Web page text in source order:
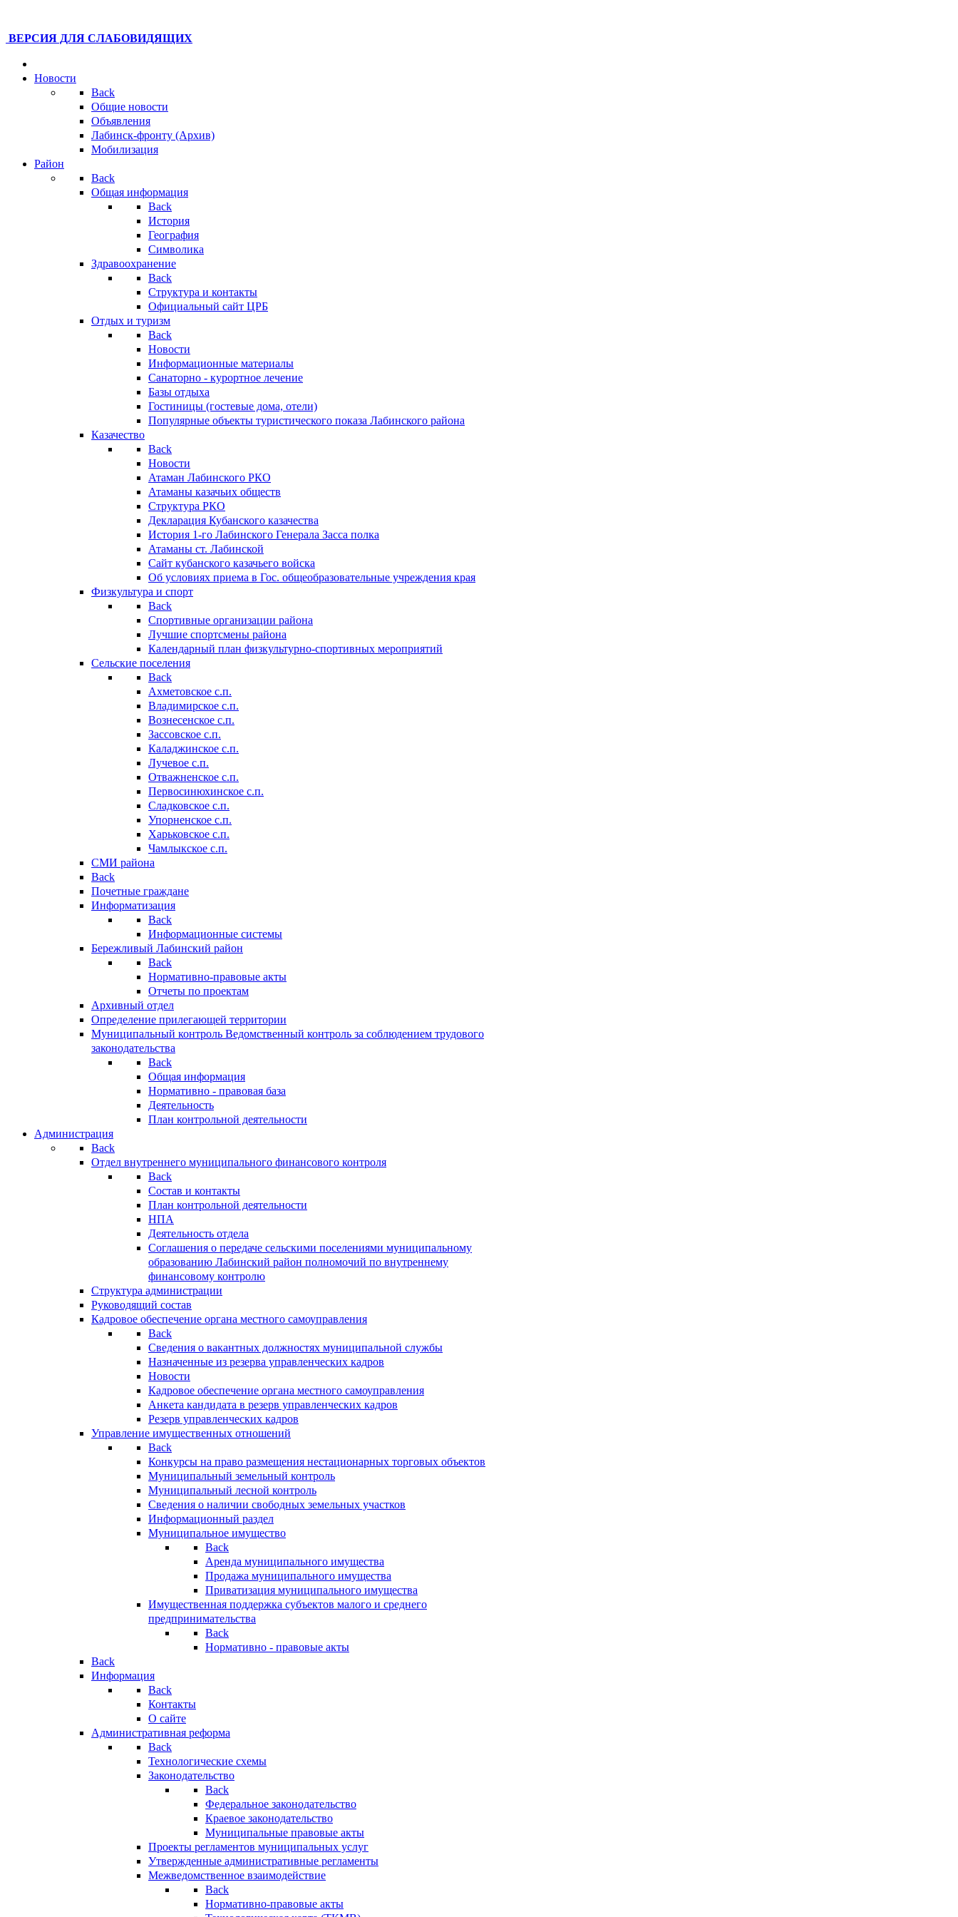
ВЕРСИЯ ДЛЯ СЛАБОВИДЯЩИХ
Новости
Back
Общие новости
Объявления
Лабинск-фронту (Архив)
Мобилизация
Район
Back
Общая информация
Back
История
География
Символика
Здравоохранение
Back
Структура и контакты
Официальный сайт ЦРБ
Отдых и туризм
Back
Новости
Информационные материалы
Санаторно - курортное лечение
Базы отдыха
Гостиницы (гостевые дома, отели)
Популярные объекты туристического показа Лабинского района
Казачество
Back
Новости
Атаман Лабинского РКО
Атаманы казачьих обществ
Структура РКО
Декларация Кубанского казачества
История 1-го Лабинского Генерала Засса полка
Атаманы ст. Лабинской
Cайт кубанского казачьего войска
Об условиях приема в Гос. общеобразовательные учреждения края
Физкультура и спорт
Back
Спортивные организации района
Лучшие спортсмены района
Календарный план физкультурно-спортивных мероприятий
Сельские поселения
Back
Ахметовское с.п.
Владимирское с.п.
Вознесенское с.п.
Зассовское с.п.
Каладжинское с.п.
Лучевое с.п.
Отважненское с.п.
Первосинюхинское с.п.
Сладковское с.п.
Упорненское с.п.
Харьковское с.п.
Чамлыкское с.п.
СМИ района
Back
Почетные граждане
Информатизация
Back
Информационные системы
Бережливый Лабинский район
Back
Нормативно-правовые акты
Отчеты по проектам
Архивный отдел
Определение прилегающей территории
Муниципальный контроль Ведомственный контроль за соблюдением трудового
законодательства
Back
Общая информация
Нормативно - правовая база
Деятельность
План контрольной деятельности
Администрация
Back
Отдел внутреннего муниципального финансового контроля
Back
Состав и контакты
План контрольной деятельности
НПА
Деятельность отдела
Соглашения о передаче сельскими поселениями муниципальному
образованию Лабинский район полномочий по внутреннему
финансовому контролю
Структура администрации
Руководящий состав
Кадровое обеспечение органа местного самоуправления
Back
Сведения о вакантных должностях муниципальной службы
Назначенные из резерва управленческих кадров
Новости
Кадровое обеспечение органа местного самоуправления
Анкета кандидата в резерв управленческих кадров
Резерв управленческих кадров
Управление имущественных отношений
Back
Конкурсы на право размещения нестационарных торговых объектов
Муниципальный земельный контроль
Муниципальный лесной контроль
Сведения о наличии свободных земельных участков
Информационный раздел
Муниципальное имущество
Back
Аренда муниципального имущества
Продажа муниципального имущества
Приватизация муниципального имущества
Имущественная поддержка субъектов малого и среднего
предпринимательства
Back
Нормативно - правовые акты
Back
Информация
Back
Контакты
О сайте
Административная реформа
Back
Технологические схемы
Законодательство
Back
Федеральное законодательство
Краевое законодательство
Муниципальные правовые акты
Проекты регламентов муниципальных услуг
Утвержденные административные регламенты
Межведомственное взаимодействие
Back
Нормативно-правовые акты